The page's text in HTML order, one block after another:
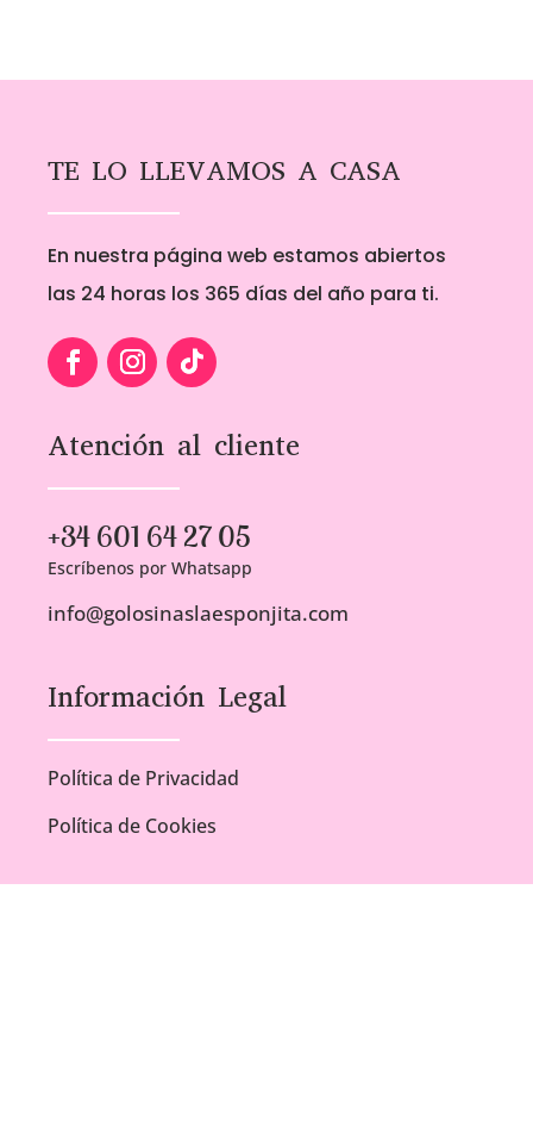
1,00€
1,00€
TE LO LLEVAMOS A CASA
En nuestra página web estamos abiertos
las 24 horas los 365 días del año para ti.
Atención al cliente
+34 601 64 27 05
Escríbenos por Whatsapp
info@golosinaslaesponjita.com
Información Legal
Política de Privacidad
Política de Cookies